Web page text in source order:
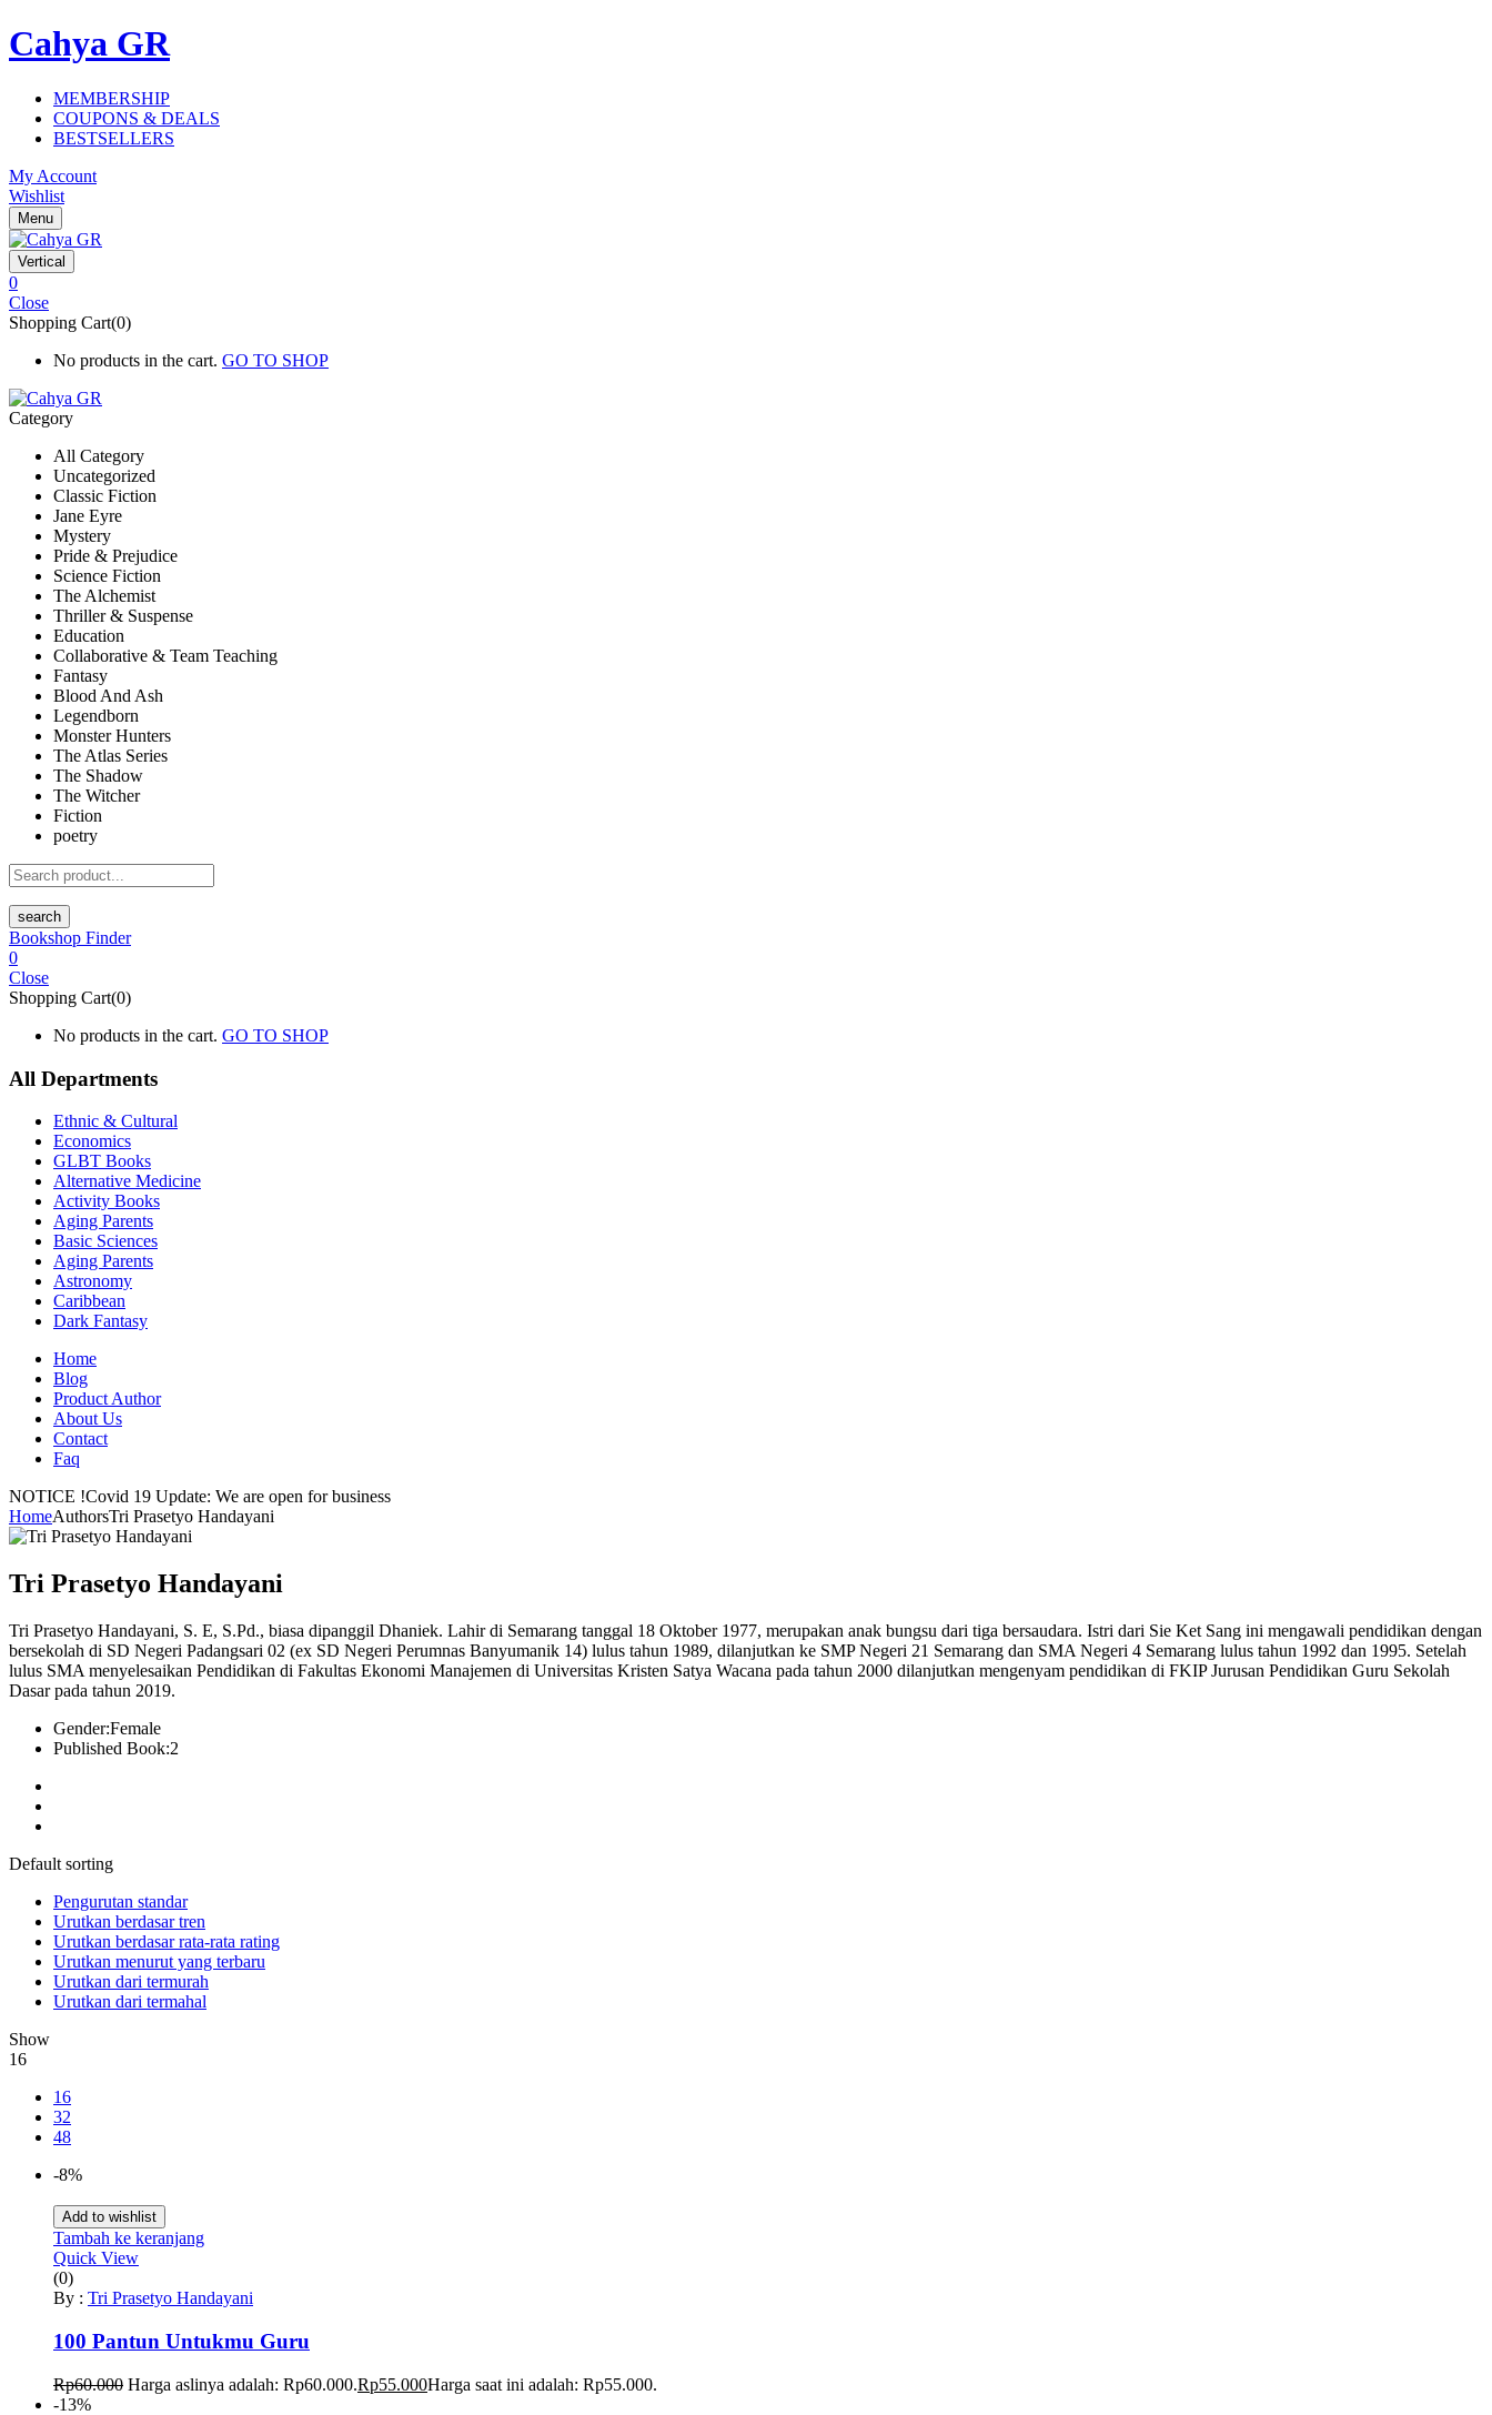
Cahya GR
MEMBERSHIP
COUPONS & DEALS
BESTSELLERS
My Account
Wishlist
Menu
Vertical
0
Close
Shopping Cart(0)
No products in the cart. GO TO SHOP
Category
All Category
Uncategorized
Classic Fiction
Jane Eyre
Mystery
Pride & Prejudice
Science Fiction
The Alchemist
Thriller & Suspense
Education
Collaborative & Team Teaching
Fantasy
Blood And Ash
Legendborn
Monster Hunters
The Atlas Series
The Shadow
The Witcher
Fiction
poetry
search
Bookshop Finder
0
Close
Shopping Cart(0)
No products in the cart. GO TO SHOP
All Departments
Ethnic & Cultural
Economics
GLBT Books
Alternative Medicine
Activity Books
Aging Parents
Basic Sciences
Aging Parents
Astronomy
Caribbean
Dark Fantasy
Home
Blog
Product Author
About Us
Contact
Faq
NOTICE !Covid 19 Update: We are open for business
HomeAuthorsTri Prasetyo Handayani
Tri Prasetyo Handayani
Tri Prasetyo Handayani, S. E, S.Pd., biasa dipanggil Dhaniek. Lahir di Semarang tanggal 18 Oktober 1977, merupakan anak bungsu dari tiga bersaudara. Istri dari Sie Ket Sang ini mengawali pendidikan dengan
bersekolah di SD Negeri Padangsari 02 (ex SD Negeri Perumnas Banyumanik 14) lulus tahun 1989, dilanjutkan ke SMP Negeri 21 Semarang dan SMA Negeri 4 Semarang lulus tahun 1992 dan 1995. Setelah
lulus SMA menyelesaikan Pendidikan di Fakultas Ekonomi Manajemen di Universitas Kristen Satya Wacana pada tahun 2000 dilanjutkan mengenyam pendidikan di FKIP Jurusan Pendidikan Guru Sekolah
Dasar pada tahun 2019.
Gender:Female
Published Book:2
Default sorting
Pengurutan standar
Urutkan berdasar tren
Urutkan berdasar rata-rata rating
Urutkan menurut yang terbaru
Urutkan dari termurah
Urutkan dari termahal
Show
16
16
32
48
-8%
Add to wishlist
Tambah ke keranjang
Quick View
(0)
By : Tri Prasetyo Handayani
100 Pantun Untukmu Guru
Rp60.000 Harga aslinya adalah: Rp60.000.Rp55.000Harga saat ini adalah: Rp55.000.
-13%